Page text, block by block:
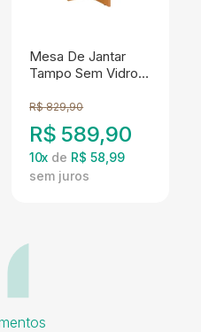
Mesa De Jantar
Tampo Sem Vidro 6
Helo Freijo Off
White POLIMAN
R$ 829,90
R$ 589,90
10x de R$ 58,99